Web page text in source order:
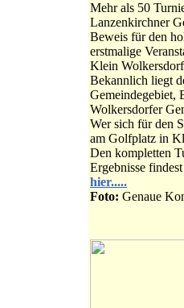
Mehr als 50
Lanzenkirchner
Beweis für den
erstmalige
Klein
Bekannlich liegt
Gemeindegebiet,
Wolkersdorfer
Wer sich für den
am Golfplatz in
Den kompletten
Ergebnisse
hier.....
Foto: Genaue